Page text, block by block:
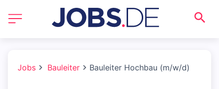
Jobs Bauleiter Bauleiter Hochbau (m/w/d)